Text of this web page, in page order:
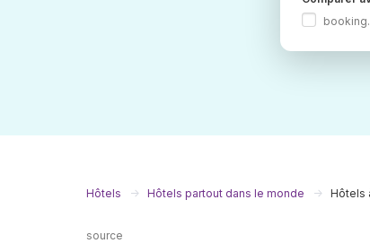
Hôtels Hôtels partout dans le monde Hôtels
source